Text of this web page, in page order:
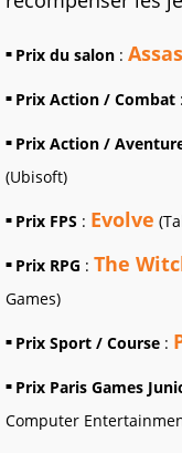
Prix du salon :
Prix Action / Combat :
Prix Action /
(Ubisoft)
Prix FPS : Evolve
Prix RPG : The
Games)
Prix Sport / Course :
Prix Paris Games
Computer